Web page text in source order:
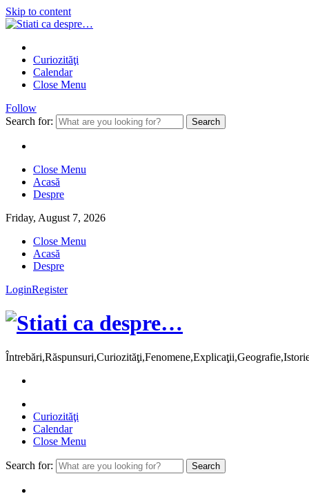
Skip to content
Curiozităţi
Calendar
Close Menu
Follow
Search for:
Close Menu
Acasă
Despre
Friday, August 7, 2026
Close Menu
Acasă
Despre
LoginRegister
Curiozităţi
Calendar
Close Menu
Search for: